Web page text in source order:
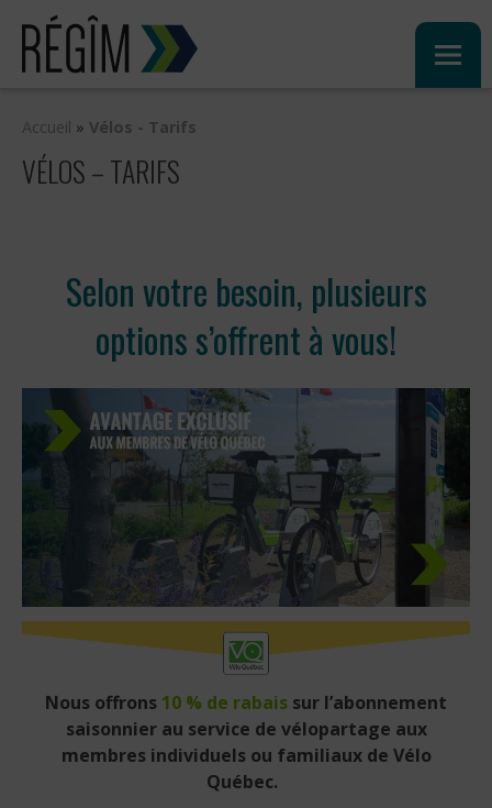
Sauter
contenu
Accueil » Vélos - Tarifs
VÉLOS – TARIFS
Selon votre besoin, plusieurs
options s’offrent à vous!
Nous offrons 10 % de rabais sur l’abonnement
saisonnier au service de vélopartage aux
membres individuels ou familiaux de Vélo
Québec.